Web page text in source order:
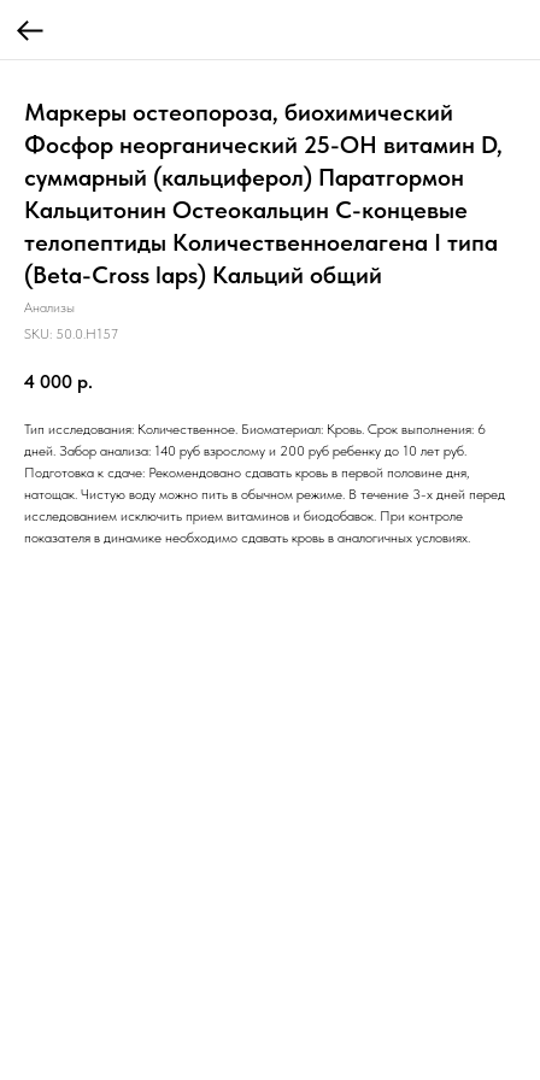
Маркеры остеопороза, биохимический
Фосфор неорганический 25-OH витамин D,
суммарный (кальциферол) Паратгормон
Кальцитонин Остеокальцин С-концевые
телопептиды Количественноелагена I типа
(Beta-Cross laps) Кальций общий
Анализы
SKU: 50.0.H157
4 000 р.
Тип исследования: Количественное. Биоматериал: Кровь. Срок выполнения: 6
дней. Забор анализа: 140 руб взрослому и 200 руб ребенку до 10 лет руб.
Подготовка к сдаче: Рекомендовано сдавать кровь в первой половине дня,
натощак. Чистую воду можно пить в обычном режиме. В течение 3-х дней перед
исследованием исключить прием витаминов и биодобавок. При контроле
показателя в динамике необходимо сдавать кровь в аналогичных условиях.